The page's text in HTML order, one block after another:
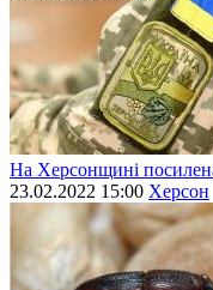
На Херсонщині
23.02.2022 15:00 Херсон